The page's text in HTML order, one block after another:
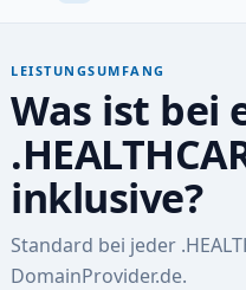
LEISTUNGSUMFANG
Was ist bei
inklusive?
Standard bei jeder
DomainProvider.de.